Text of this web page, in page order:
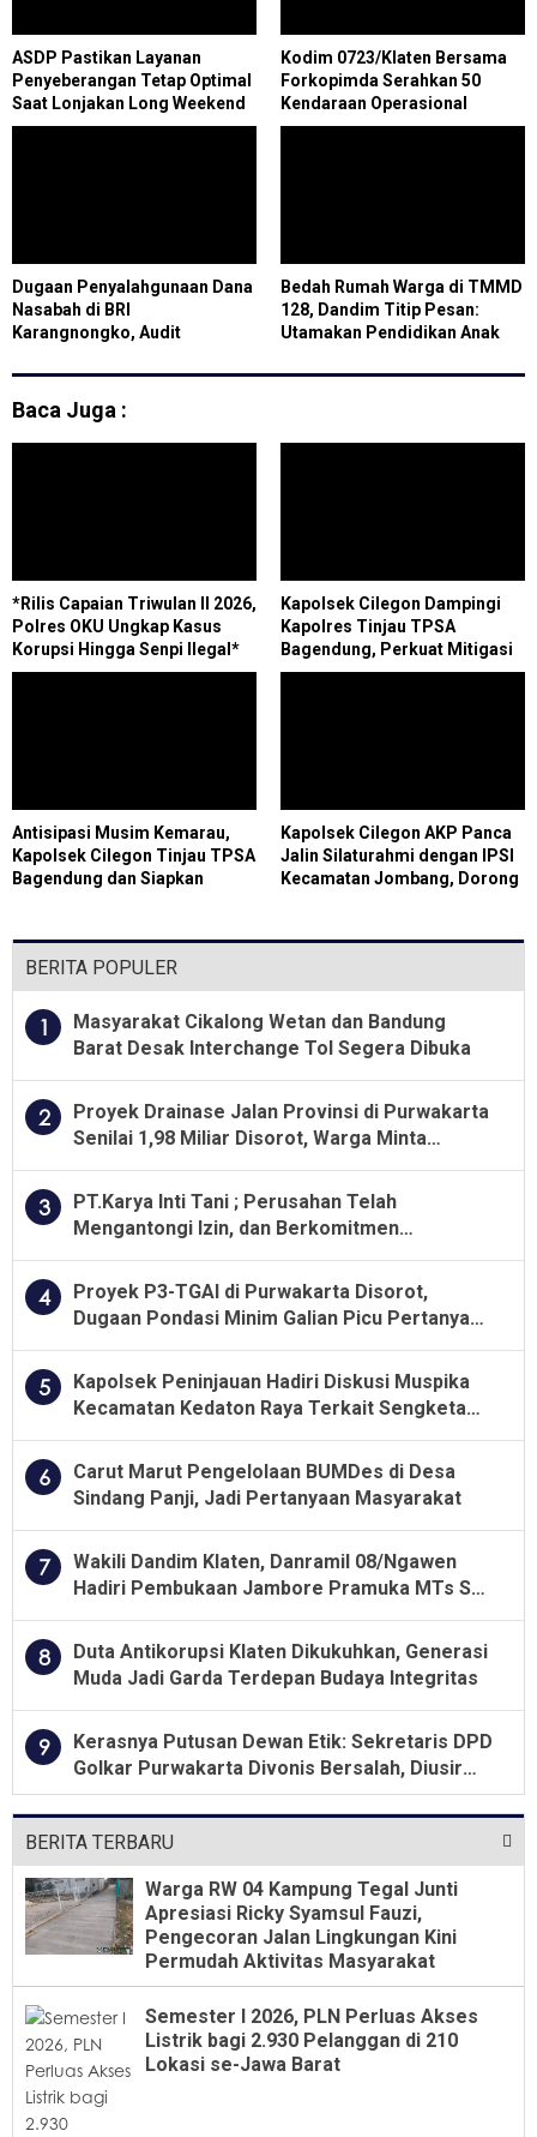
ASDP Pastikan Layanan
Penyeberangan Tetap Optimal
Saat Lonjakan Long Weekend
Hari Buruh
Kodim 0723/Klaten Bersama
Forkopimda Serahkan 50
Kendaraan Operasional
KDKMP untuk Dukung
Dugaan Penyalahgunaan Dana
Nasabah di BRI
Karangnongko, Audit
Bedah Rumah Warga di TMMD
128, Dandim Titip Pesan:
Utamakan Pendidikan Anak
Baca Juga :
*Rilis Capaian Triwulan II 2026,
Polres OKU Ungkap Kasus
Korupsi Hingga Senpi Ilegal*
Kapolsek Cilegon Dampingi
Kapolres Tinjau TPSA
Bagendung, Perkuat Mitigasi
Cegah Kebakaran
Antisipasi Musim Kemarau,
Kapolsek Cilegon Tinjau TPSA
Bagendung dan Siapkan
Kapolsek Cilegon AKP Panca
Jalin Silaturahmi dengan IPSI
Kecamatan Jombang, Dorong
BERITA POPULER
1
Masyarakat Cikalong Wetan dan Bandung
Barat Desak Interchange Tol Segera Dibuka
2
Proyek Drainase Jalan Provinsi di Purwakarta
Senilai 1,98 Miliar Disorot, Warga Minta
Kualitas Pekerjaan Diawasi Ketat
3
PT.Karya Inti Tani ; Perusahan Telah
Mengantongi Izin, dan Berkomitmen
Menjalankan Aturan Yang Berlaku
4
Proyek P3-TGAI di Purwakarta Disorot,
Dugaan Pondasi Minim Galian Picu Pertanyaan
Besar soal Pengawasan
5
Kapolsek Peninjauan Hadiri Diskusi Muspika
Kecamatan Kedaton Raya Terkait Sengketa
Lahan Kelompok Tani Dengan PT. GNS
6
Carut Marut Pengelolaan BUMDes di Desa
Sindang Panji, Jadi Pertanyaan Masyarakat
7
Wakili Dandim Klaten, Danramil 08/Ngawen
Hadiri Pembukaan Jambore Pramuka MTs Se-
Jawa Tengah 2026
8
Duta Antikorupsi Klaten Dikukuhkan, Generasi
Muda Jadi Garda Terdepan Budaya Integritas
9
Kerasnya Putusan Dewan Etik: Sekretaris DPD
Golkar Purwakarta Divonis Bersalah, Diusir
Dari Jabatan Selama Empat Tahun
BERITA TERBARU
Warga RW 04 Kampung Tegal Junti
Apresiasi Ricky Syamsul Fauzi,
Pengecoran Jalan Lingkungan Kini
Permudah Aktivitas Masyarakat
Semester I 2026, PLN Perluas Akses
Listrik bagi 2.930 Pelanggan di 210
Lokasi se-Jawa Barat